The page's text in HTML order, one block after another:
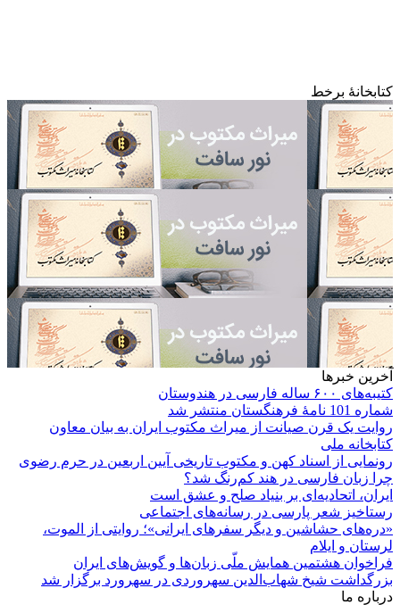
کتابخانۀ برخط
آخرین خبرها
کتیبه‌های ۶۰۰ ساله فارسی در هندوستان
شماره 101 نامۀ فرهنگستان منتشر شد
روایت یک قرن صیانت از میراث مکتوب ایران به بیان معاون
کتابخانه ملی
رونمایی از اسناد کهن و مکتوب تاریخی آیین اربعین در حرم رضوی
چرا زبان فارسی در هند کم‌رنگ شد؟
ایران، اتحادیه‌ای بر بنیاد صلح و عشق است
رستاخیز شعر پارسی در رسانه‌های اجتماعی
«دره‌های حشاشین و دیگر سفرهای ایرانی»؛ روایتی از الموت،
لرستان و ایلام
فراخوان هشتمین همایش ملّی زبان‌ها و گویش‌های ایران
بزرگداشت شیخ شهاب‌الدین سهروردی در سهرورد برگزار شد
درباره ما